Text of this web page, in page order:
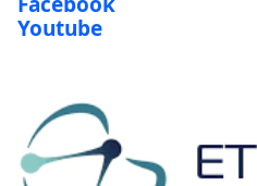
Youtube